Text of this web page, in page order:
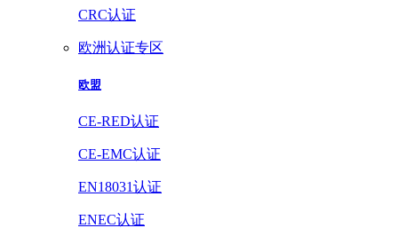
CRC认证
欧洲认证专区
欧盟
CE-RED认证
CE-EMC认证
EN18031认证
ENEC认证